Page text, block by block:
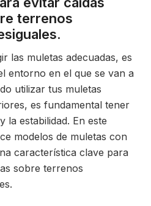
terrenos
las muletas adecuadas, es
entorno en el que se van a
utilizar tus muletas
es fundamental tener
la estabilidad. En este
modelos de muletas con
característica clave para
sobre terrenos